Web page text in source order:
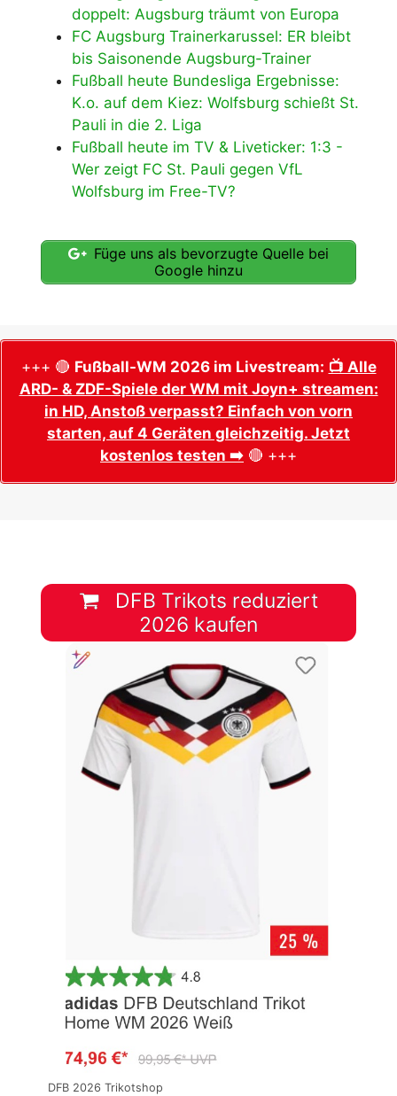
doppelt: Augsburg träumt von Europa
FC Augsburg Trainerkarussel: ER bleibt
bis Saisonende Augsburg-Trainer
Fußball heute Bundesliga Ergebnisse:
K.o. auf dem Kiez: Wolfsburg schießt St.
Pauli in die 2. Liga
Fußball heute im TV & Liveticker: 1:3 -
Wer zeigt FC St. Pauli gegen VfL
Wolfsburg im Free-TV?
Füge uns als bevorzugte Quelle bei
Google hinzu
+++ 🔴 Fußball-WM 2026 im Livestream: 📺 Alle
ARD- & ZDF-Spiele der WM mit Joyn+ streamen:
in HD, Anstoß verpasst? Einfach von vorn
starten, auf 4 Geräten gleichzeitig. Jetzt
kostenlos testen ➡️ 🔴 +++
DFB Trikots reduziert
2026 kaufen
DFB 2026 Trikotshop